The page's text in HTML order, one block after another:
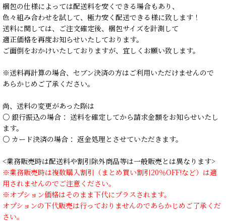
梱包の仕様によっては配送料を安くできる場合もあり、
色々組み合わせを試して、極力安く配送できる様に致します！
送料に関しては、ご注文確定後、梱包サイズを計測して
適正価格を再度お知らせいたしております。
ご面倒をおかけいたしておりますが、宜しくお願い致します。
※送料再計算の場合、セブン決済の方はご利用いただけませんので
あらかじめご了承ください。
尚、送料の変更があった際は
○ 銀行振込の場合： 送料を確定してから請求金額をお知らせいたし
ます。
○ カード決済の場合： 返金処理とさせていただきます。
<業務販売時は配送料や割引除外商品等は一般販売とは異なります>
※業務販売時は複数購入割引（まとめ買い割引20％OFF!など）は適
用されませんのでご注意ください。
※オプション価格はそのまま下代にプラスされます。
オプションの下代販売は行っておりませんのであらかじめご了承くだ
さい。